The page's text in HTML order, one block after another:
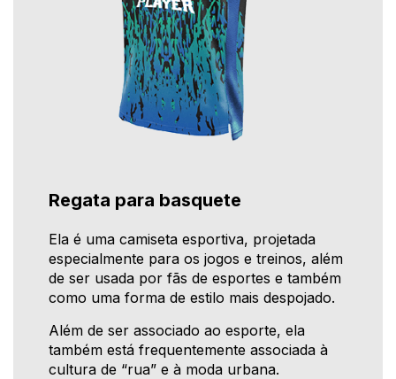
Regata para basquete
Ela é uma camiseta esportiva, projetada
especialmente para os jogos e treinos, além
de ser usada por fãs de esportes e também
como uma forma de estilo mais despojado.
Além de ser associado ao esporte, ela
também está frequentemente associada à
cultura de “rua” e à moda urbana.